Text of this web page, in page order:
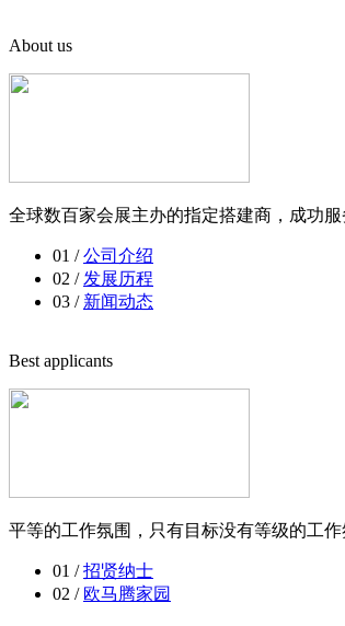
About us
全球数百家会展主办的指定搭建商，成功
01 /公司介绍
02 / 发展历程
03 / 新闻动态
Best applicants
平等的工作氛围，只有目标没有等级的工
01 /招贤纳士
02 / 欧马腾家园